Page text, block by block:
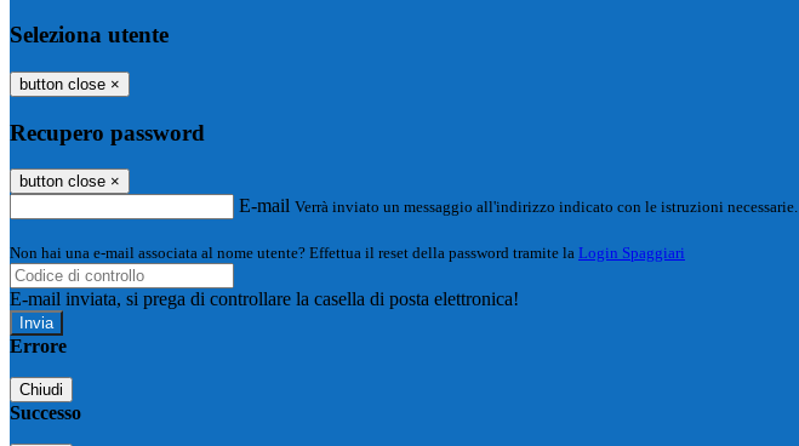
Seleziona utente
button close ×
Recupero password
button close ×
E-mail Verrà inviato un messaggio all'indirizzo indicato con le istruzioni necessarie.
Non hai una e-mail associata al nome utente? Effettua il reset della password tramite la Login Spaggiari
E-mail inviata, si prega di controllare la casella di posta elettronica!
Errore
Chiudi
Successo